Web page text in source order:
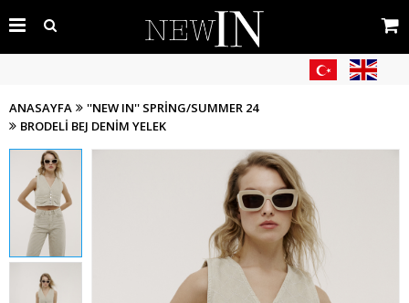
ANASAYFA
''NEW IN'' SPRING/SUMMER 24
BRODELI BEJ DENIM YELEK